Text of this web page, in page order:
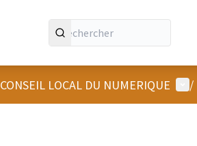
CONSEIL LOCAL DU NUMERIQUE /